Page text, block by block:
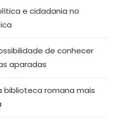
e cidadania no
de conhecer
aparadas
biblioteca romana mais